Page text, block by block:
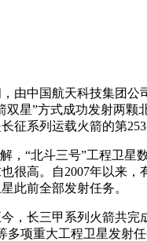
中国航天科技集团公
星”方式成功发射两颗
征系列运载火箭的第253
“北斗三号”工程卫星
很高。自2007年以来，
此前全部发射任务。
长三甲系列火箭共完
多项重大工程卫星发射